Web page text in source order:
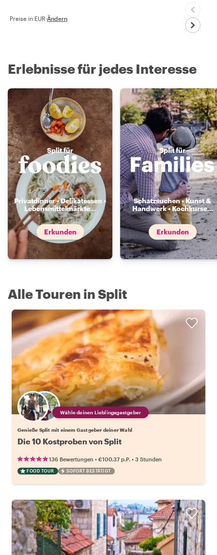
Preise in EUR·Ändern
Erlebnisse für jedes Interesse
Split für
Privatdinner • Delikatessen •
Lebensmittelmärkte...
Erkunden
Split für
Schatzsuchen • Kunst &
Handwerk • Kochkurse...
Erkunden
Alle Touren in Split
Wähle deinen Lieblingsgastgeber
Genieße Split mit einem Gastgeber deiner Wahl
Die 10 Kostproben von Split
136 Bewertungen • €100.37 p.P. • 3 Stunden
FOOD TOUR SOFORT BESTÄTIGT